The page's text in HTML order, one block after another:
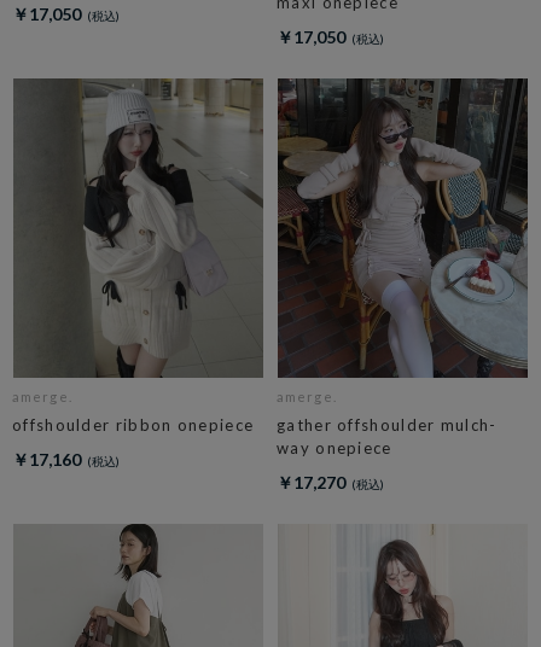
￥17,050
￥17,050
amerge.
offshoulder ribbon onepiece
￥17,160
amerge.
gather offshoulder mulch-
way onepiece
￥17,270